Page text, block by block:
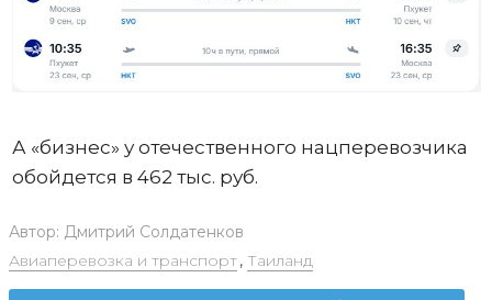
А «бизнес» у отечественного нацперевозчика
обойдется в 462 тыс. руб.
Автор: Дмитрий Солдатенков
Авиаперевозка и транспорт, Таиланд